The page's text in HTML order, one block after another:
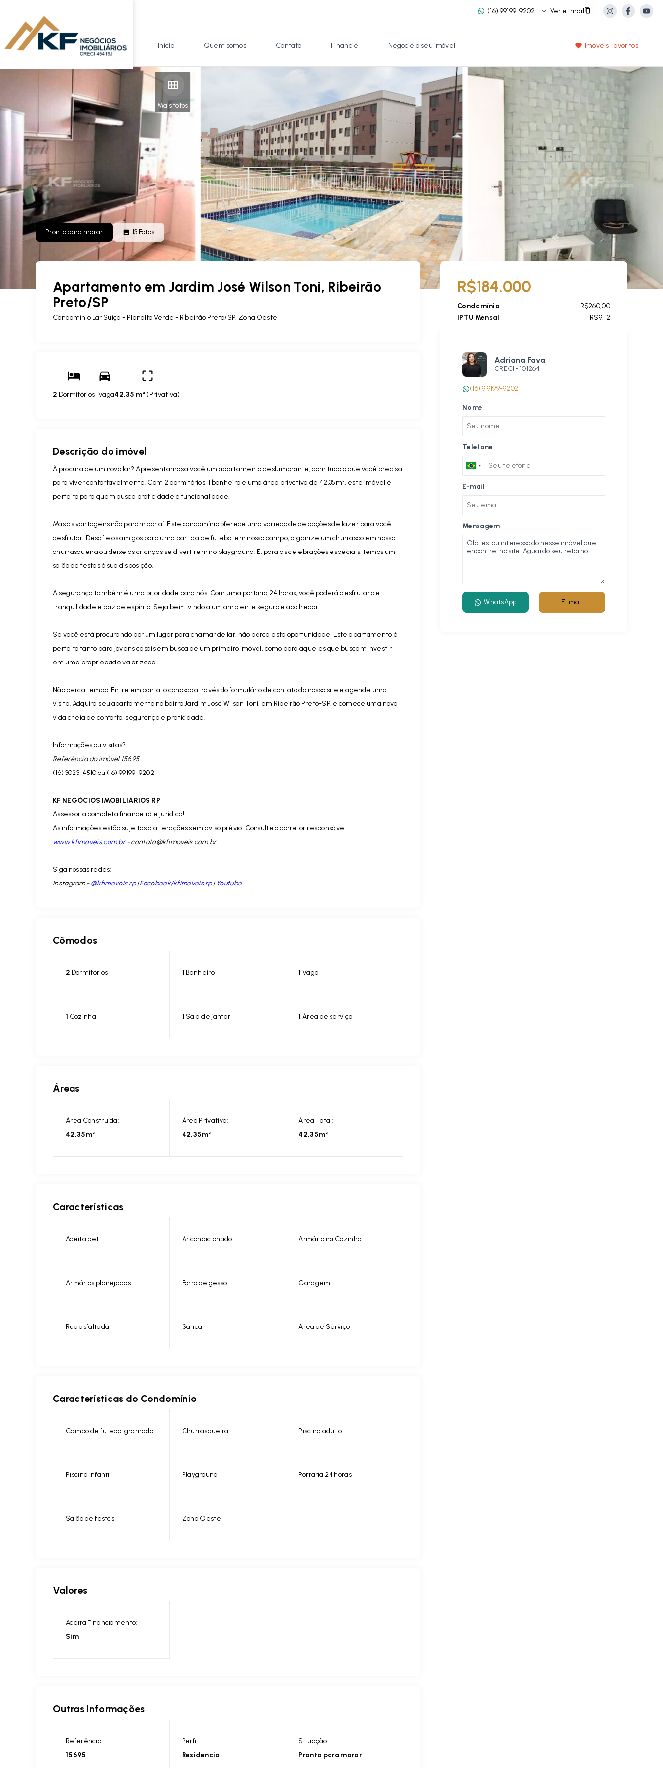
(16) 99199-9202 Ver e-mail
Início Quem somos Contato Financie Negocie o seu imóvel Imóveis Favoritos
Mais fotos
Pronto para morar 13 Fotos
Apartamento em Jardim José Wilson Toni, Ribeirão
Preto/SP
Condomínio Lar Suíça - Planalto Verde - Ribeirão Preto/SP, Zona Oeste
2 Dormitórios1 Vaga42,35 m² (Privativa)
Descrição do imóvel
À procura de um novo lar? Apresentamos a você um apartamento deslumbrante, com tudo o que você precisa
para viver confortavelmente. Com 2 dormitórios, 1 banheiro e uma área privativa de 42,35m², este imóvel é
perfeito para quem busca praticidade e funcionalidade.
Mas as vantagens não param por aí. Este condomínio oferece uma variedade de opções de lazer para você
desfrutar. Desafie os amigos para uma partida de futebol em nosso campo, organize um churrasco em nossa
churrasqueira ou deixe as crianças se divertirem no playground. E, para as celebrações especiais, temos um
salão de festas à sua disposição.
A segurança também é uma prioridade para nós. Com uma portaria 24 horas, você poderá desfrutar de
tranquilidade e paz de espírito. Seja bem-vindo a um ambiente seguro e acolhedor.
Se você está procurando por um lugar para chamar de lar, não perca esta oportunidade. Este apartamento é
perfeito tanto para jovens casais em busca de um primeiro imóvel, como para aqueles que buscam investir
em uma propriedade valorizada.
Não perca tempo! Entre em contato conosco através do formulário de contato do nosso site e agende uma
visita. Adquira seu apartamento no bairro Jardim José Wilson Toni, em Ribeirão Preto-SP, e comece uma nova
vida cheia de conforto, segurança e praticidade.
Informações ou visitas?
Referência do imóvel:15695
(16) 3023-4510 ou (16) 99199-9202
KF NEGÓCIOS IMOBILIÁRIOS RP
Assessoria completa financeira e jurídica!
As informações estão sujeitas a alterações sem aviso prévio. Consulte o corretor responsável.
www.kfimoveis.com.br-contato@kfimoveis.com.br
Siga nossas redes:
Instagram -@kfimoveis.rp|Facebook/kfimoveis.rp| Youtube
Cômodos
2 Dormitórios 1 Banheiro 1 Vaga
1 Cozinha 1 Sala de jantar 1 Área de serviço
Áreas
Área Construída:
42,35m²
Área Privativa:
42,35m²
Área Total:
42,35m²
Características
Aceita pet Ar condicionado Armário na Cozinha
Armários planejados Forro de gesso Garagem
Rua asfaltada Sanca Área de Serviço
Características do Condomínio
Campo de futebol gramado Churrasqueira Piscina adulto
Piscina infantil Playground Portaria 24 horas
Salão de festas Zona Oeste
Valores
Aceita Financiamento:
Sim
Outras Informações
Referência:
15695
Perfil:
Residencial
Situação:
Pronto para morar
R$184.000
Condomínio
R$260,00
IPTU Mensal
R$9,12
Adriana Fava
CRECI - 101264
(16) 9 9199-9202
Nome
Telefone
E-mail
Mensagem
WhatsApp E-mail